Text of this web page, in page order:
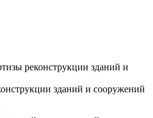
реконструкции зданий и
зданий и сооружений